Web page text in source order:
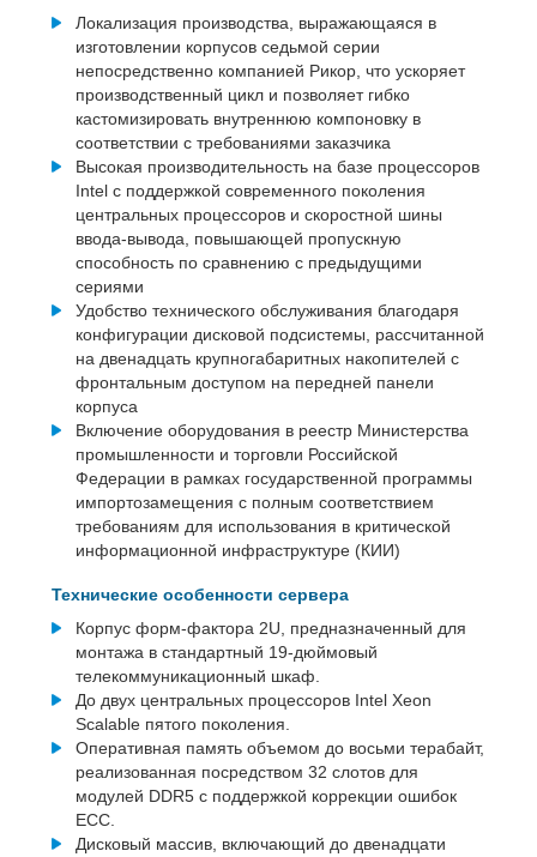
Локализация производства, выражающаяся в
изготовлении корпусов седьмой серии
непосредственно компанией Рикор, что ускоряет
производственный цикл и позволяет гибко
кастомизировать внутреннюю компоновку в
соответствии с требованиями заказчика
Высокая производительность на базе процессоров
Intel с поддержкой современного поколения
центральных процессоров и скоростной шины
ввода-вывода, повышающей пропускную
способность по сравнению с предыдущими
сериями
Удобство технического обслуживания благодаря
конфигурации дисковой подсистемы, рассчитанной
на двенадцать крупногабаритных накопителей с
фронтальным доступом на передней панели
корпуса
Включение оборудования в реестр Министерства
промышленности и торговли Российской
Федерации в рамках государственной программы
импортозамещения с полным соответствием
требованиям для использования в критической
информационной инфраструктуре (КИИ)
Технические особенности сервера
Корпус форм-фактора 2U, предназначенный для
монтажа в стандартный 19-дюймовый
телекоммуникационный шкаф.
До двух центральных процессоров Intel Xeon
Scalable пятого поколения.
Оперативная память объемом до восьми терабайт,
реализованная посредством 32 слотов для
модулей DDR5 с поддержкой коррекции ошибок
ECC.
Дисковый массив, включающий до двенадцати